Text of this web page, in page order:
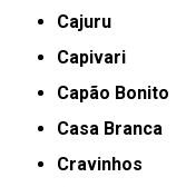
Cajuru
Capivari
Capão Bonito
Casa Branca
Cravinhos